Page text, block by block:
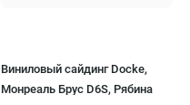
Виниловый сайдинг Docke,
Монреаль Брус D6S, Рябина